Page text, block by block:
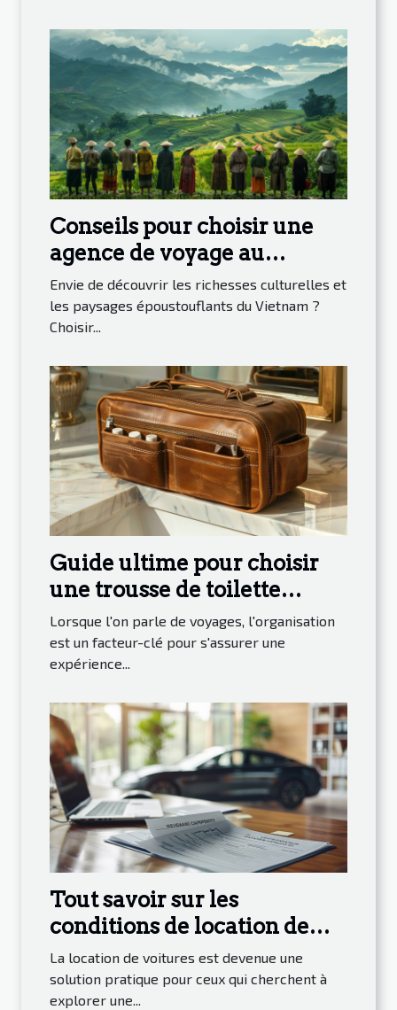
Conseils pour choisir une
agence de voyage au
Vietnam
Envie de découvrir les richesses culturelles et
les paysages époustouflants du Vietnam ?
Choisir...
Guide ultime pour choisir
une trousse de toilette
homme pour voyager
Lorsque l'on parle de voyages, l'organisation
est un facteur-clé pour s'assurer une
expérience...
Tout savoir sur les
conditions de location de
voitures à des tarifs
compétitifs
La location de voitures est devenue une
solution pratique pour ceux qui cherchent à
explorer une...